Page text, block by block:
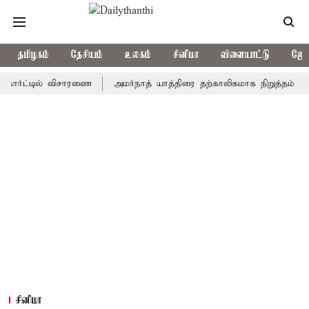
தமிழகம் தேசியம் உலகம் சினிமா விளையாட்டு
விசாரணை அமர்நாத் யாத்திரை தற்காலிகமாக நிறுத்தம்
சினிமா